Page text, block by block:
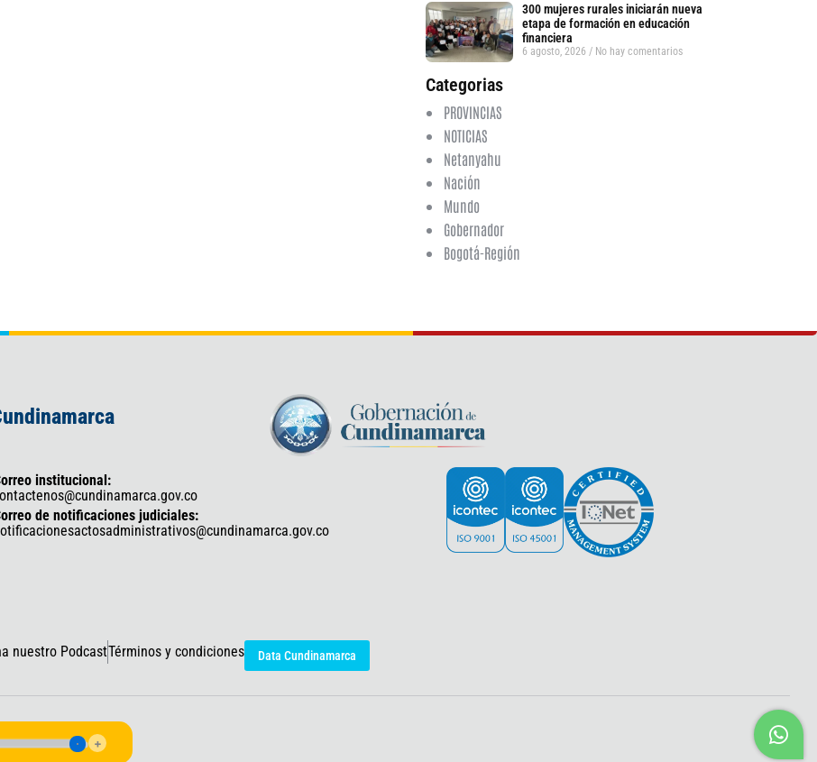
300 mujeres rurales iniciarán nueva
etapa de formación en educación
financiera
6 agosto, 2026 No hay comentarios
Categorias
PROVINCIAS
NOTICIAS
Netanyahu
Nación
Mundo
Gobernador
Bogotá-Región
institucional:
de notificaciones judiciales:
nuestro PodcastTérminos y condiciones Data Cundinamarca